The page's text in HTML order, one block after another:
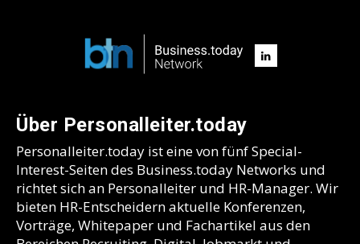
Über Personalleiter.today
Personalleiter.today ist eine von fünf Special-
Interest-Seiten des Business.today Networks und
richtet sich an Personalleiter und HR-Manager. Wir
bieten HR-Entscheidern aktuelle Konferenzen,
Vorträge, Whitepaper und Fachartikel aus den